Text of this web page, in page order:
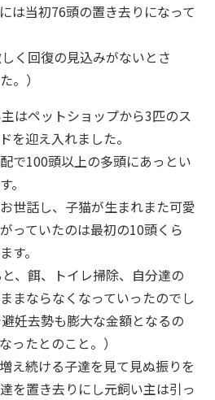
は当初76頭の置き去りになって
く回復の見込みがないとさ
。）
はペットショップから3匹のス
を迎え入れました。
で100頭以上の多頭にあっとい
。
世話し、子猫が生まれまた可愛
っていたのは最初の10頭くら
す。
、餌、トイレ掃除、自分達の
まならなくなっていったのでし
妊去勢も膨大な金額となるの
ったとのこと。）
え続ける子達を見て見ぬ振りを
を置き去りにし元飼い主は引っ